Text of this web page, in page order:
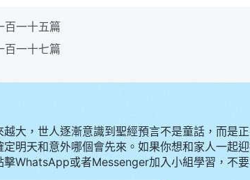
百一十五篇
百一十七篇
越大，世人逐漸意識到聖經預言不是童話，而是
定明天和意外哪個會先來。如果你想和家人一起
擊WhatsApp或者Messenger加入小組學習，不要